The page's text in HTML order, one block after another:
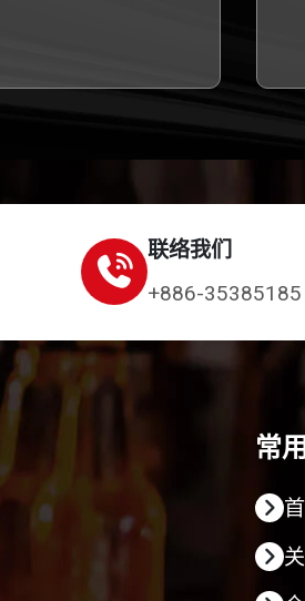
联络我们
+886-35385185
常